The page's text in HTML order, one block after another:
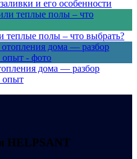
и его особенности
теплые полы – что выбрать?
дома — разбор
опыт
HELPSANT